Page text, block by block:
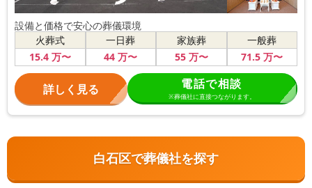
設備と価格で安心の葬儀環境
火葬式
15.4万〜
一日葬
44 万〜
家族葬
55万〜
一般葬
71.5 万〜
詳しく見る 電話で相談
※葬儀社に直接つながります。
白石区で葬儀社を探す